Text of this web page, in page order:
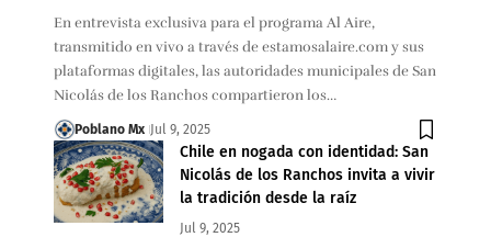
En entrevista exclusiva para el programa Al Aire,
transmitido en vivo a través de estamosalaire.com y sus
plataformas digitales, las autoridades municipales de San
Nicolás de los Ranchos compartieron los…
Poblano Mx Jul 9, 2025
Chile en nogada con identidad: San
Nicolás de los Ranchos invita a vivir
la tradición desde la raíz
Jul 9, 2025